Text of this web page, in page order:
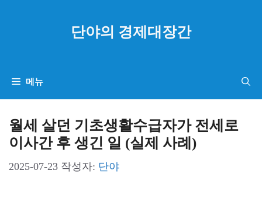
단야의 경제대장간
메뉴
월세 살던 기초생활수급자가 전세로
이사간 후 생긴 일 (실제 사례)
2025-07-23 작성자: 단야